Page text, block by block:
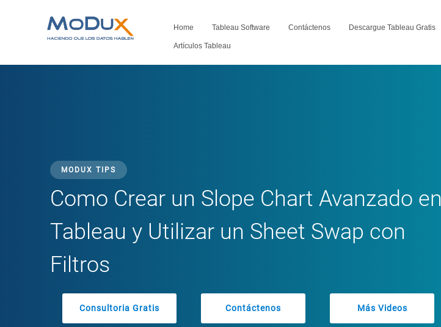
Home Tableau Software Contáctenos Descargue Tableau Gratis
Artículos Tableau
MODUX TIPS
Como Crear un Slope Chart Avanzado en
Tableau y Utilizar un Sheet Swap con
Filtros
Consultoria Gratis Contáctenos Más Videos